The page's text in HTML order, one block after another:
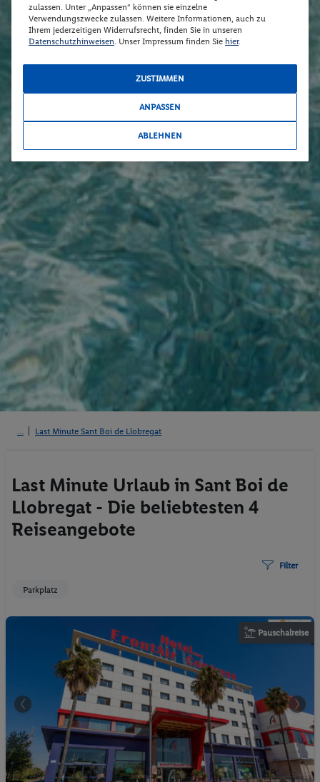
Last Minute Sant Boi de Llobregat
Last Minute Urlaub in Sant Boi de
Llobregat - Die beliebtesten 4
Reiseangebote
Filter
Parkplatz
Pauschalreise
zulassen. Unter „Anpassen“ können sie einzelne
Verwendungszwecke zulassen. Weitere Informationen, auch zu
Ihrem jederzeitigen Widerrufsrecht, finden Sie in unseren
Datenschutzhinweisen . Unser Impressum finden Sie hier.
ZUSTIMMEN
ANPASSEN
ABLEHNEN